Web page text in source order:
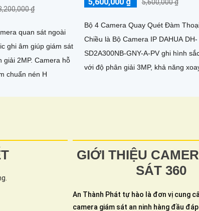
₫
quan sát ngoài
ghi âm giúp giám sát
Camera hỗ
chuẩn nén H
5,600,000 ₫
Bộ 4 Camera Quay Quét Đàm
Chiều là Bộ Camera IP DAHUA DH-
SD2A300NB-GNY-A-PV ghi hình
với độ phân giải 3MP, khả năng
quả. Tích hợp micro và loa, hỗ trợ đàm
GIỚI THIỆU
SÁT 360
An Thành Phát tự hào là đơn vị cung
camera giám sát an ninh hàng đầu